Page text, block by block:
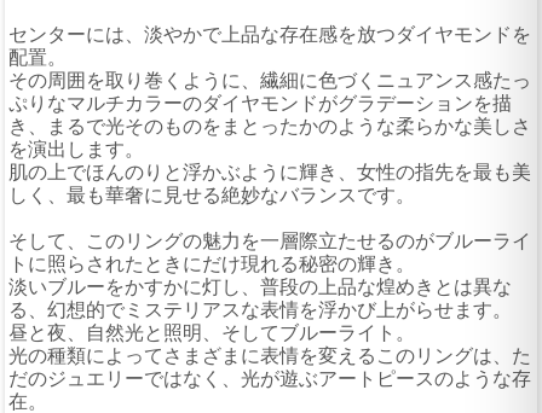
センターには、淡やかで上品な存在感を放つダイヤモンドを
配置。
その周囲を取り巻くように、繊細に色づくニュアンス感たっ
ぷりなマルチカラーのダイヤモンドがグラデーションを描
き、まるで光そのものをまとったかのような柔らかな美しさ
を演出します。
肌の上でほんのりと浮かぶように輝き、女性の指先を最も美
しく、最も華奢に見せる絶妙なバランスです。
そして、このリングの魅力を一層際立たせるのがブルーライ
トに照らされたときにだけ現れる秘密の輝き。
淡いブルーをかすかに灯し、普段の上品な煌めきとは異な
る、幻想的でミステリアスな表情を浮かび上がらせます。
昼と夜、自然光と照明、そしてブルーライト。
光の種類によってさまざまに表情を変えるこのリングは、た
だのジュエリーではなく、光が遊ぶアートピースのような存
在。